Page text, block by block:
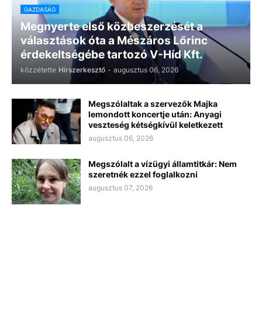
GAZDASÁG
Megnyerte első közbeszerzését a
választások óta a Mészáros Lőrinc
érdekeltségébe tartozó V-Híd Kft.
közzétette Hírszerkesztő - augusztus 06, 2026
Megszólaltak a szervezők Majka
lemondott koncertje után: Anyagi
veszteség kétségkívül keletkezett
augusztus 06, 2026
Megszólalt a vízügyi államtitkár: Nem
szeretnék ezzel foglalkozni
augusztus 07, 2026